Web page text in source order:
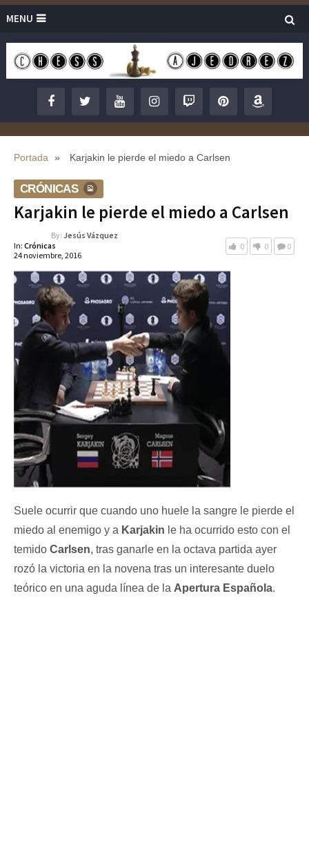
MENU
Portada » Karjakin le pierde el miedo a Carlsen
CRÓNICAS
Karjakin le pierde el miedo a Carlsen
By: Jesús Vázquez
In: Crónicas
24 noviembre, 2016
0 0 0
Suele ocurrir que cuando uno huele la sangre le pierde el
miedo al enemigo y a Karjakin le ha ocurrido esto con el
temido Carlsen, tras ganarle en la octava partida ayer
rozó la victoria en la novena tras un interesante duelo
teórico en una aguda línea de la Apertura Española.